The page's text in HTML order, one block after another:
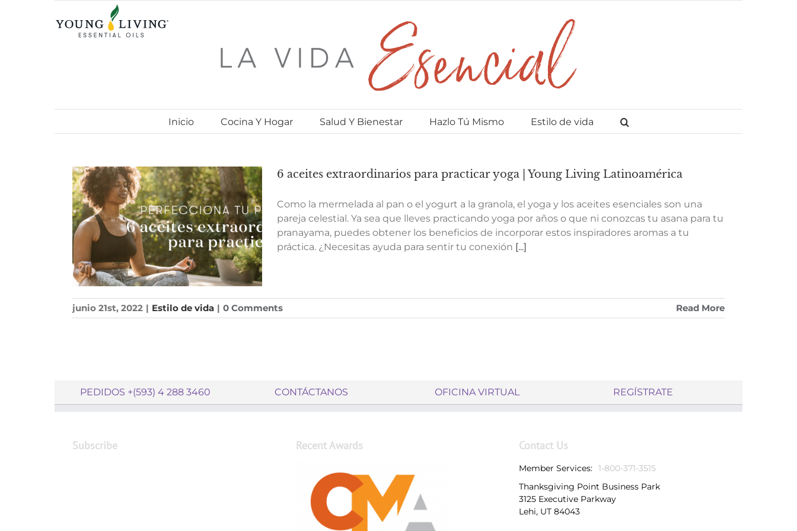
Inicio Cocina Y Hogar Salud Y Bienestar Hazlo Tú Mismo Estilo de vida
6 aceites extraordinarios para practicar yoga | Young Living Latinoamérica
Como la mermelada al pan o el yogurt a la granola, el yoga y los aceites esenciales son una
pareja celestial. Ya sea que lleves practicando yoga por años o que ni conozcas tu asana para tu
pranayama, puedes obtener los beneficios de incorporar estos inspiradores aromas a tu
práctica. ¿Necesitas ayuda para sentir tu conexión [...]
junio 21st, 2022 | Estilo de vida | 0 Comments Read More
PEDIDOS +(593) 4 288 3460 CONTÁCTANOS OFICINA VIRTUAL REGÍSTRATE
Subscribe Recent Awards Contact Us
Member Services: 1-800-371-3515
Thanksgiving Point Business Park
3125 Executive Parkway
Lehi, UT 84043